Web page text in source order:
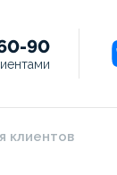
90
клиентов